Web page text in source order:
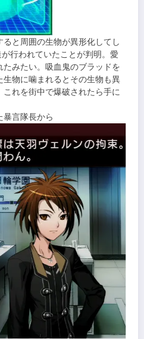
と周囲の生物が異形化してし
行われていたことが判明。愛
みたい。吸血鬼のブラッドを
物に噛まれるとその生物も異
れを街中で爆破されたら手に
言隊長から